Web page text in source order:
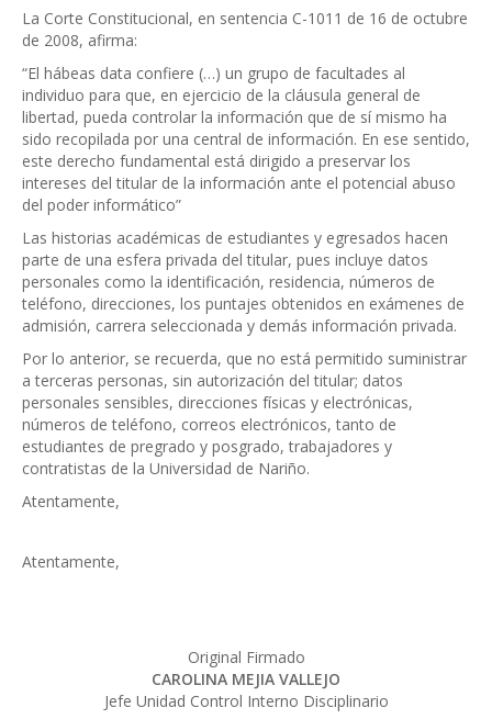
La Corte Constitucional, en sentencia C-1011 de 16 de octubre
de 2008, afirma:
“El hábeas data confiere (…) un grupo de facultades al
individuo para que, en ejercicio de la cláusula general de
libertad, pueda controlar la información que de sí mismo ha
sido recopilada por una central de información. En ese sentido,
este derecho fundamental está dirigido a preservar los
intereses del titular de la información ante el potencial abuso
del poder informático”
Las historias académicas de estudiantes y egresados hacen
parte de una esfera privada del titular, pues incluye datos
personales como la identificación, residencia, números de
teléfono, direcciones, los puntajes obtenidos en exámenes de
admisión, carrera seleccionada y demás información privada.
Por lo anterior, se recuerda, que no está permitido suministrar
a terceras personas, sin autorización del titular; datos
personales sensibles, direcciones físicas y electrónicas,
números de teléfono, correos electrónicos, tanto de
estudiantes de pregrado y posgrado, trabajadores y
contratistas de la Universidad de Nariño.
Atentamente,
Atentamente,
Original Firmado
CAROLINA MEJIA VALLEJO
Jefe Unidad Control Interno Disciplinario